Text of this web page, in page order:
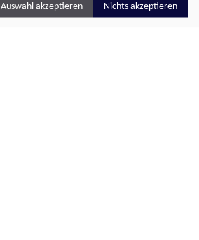
Auswahl akzeptieren Nichts akzeptieren